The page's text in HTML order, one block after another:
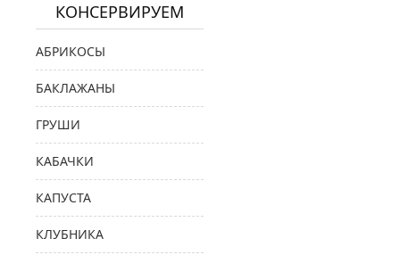
КОНСЕРВИРУЕМ
АБРИКОСЫ
БАКЛАЖАНЫ
ГРУШИ
КАБАЧКИ
КАПУСТА
КЛУБНИКА